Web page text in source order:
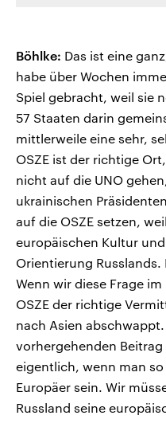
Böhlke: Das ist eine
habe über Wochen
Spiel gebracht, weil sie
57 Staaten darin
mittlerweile eine sehr,
OSZE ist der richtige
nicht auf die UNO
ukrainischen
auf die OSZE setzen,
europäischen Kultur
Orientierung Russlands.
Wenn wir diese Frage
OSZE der richtige
nach Asien abschwappt.
vorhergehenden
eigentlich, wenn man
Europäer sein. Wir
Russland seine